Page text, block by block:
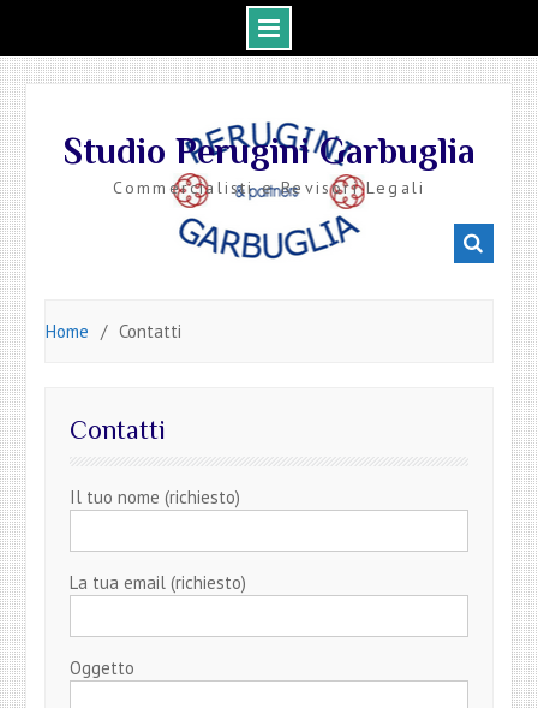
content
Studio Perugini Garbuglia
Commercialisti e Revisori Legali
Home Contatti
Contatti
Il tuo nome (richiesto)
La tua email (richiesto)
Oggetto